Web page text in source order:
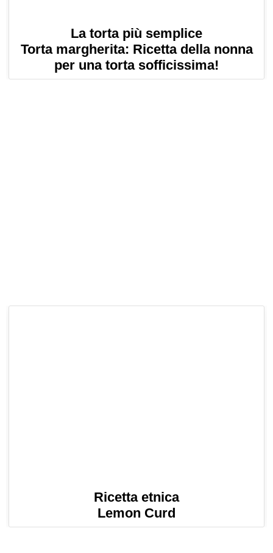
La torta più semplice
Torta margherita: Ricetta della nonna
per una torta sofficissima!
Ricetta etnica
Lemon Curd